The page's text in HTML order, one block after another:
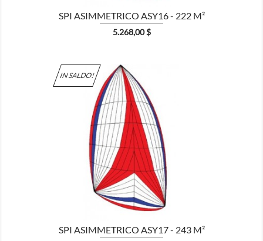
SPI ASIMMETRICO ASY16 - 222 M²
Prezzo
5.268,00 $
IN SALDO!
SPI ASIMMETRICO ASY17 - 243 M²
